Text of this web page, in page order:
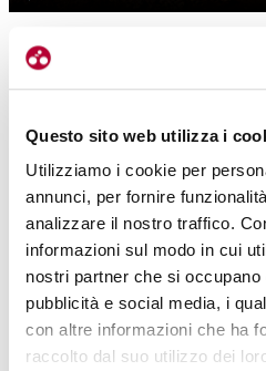
Questo sito web utilizza i
Utilizziamo i cookie per
annunci, per fornire
analizzare il nostro traffico.
informazioni sul modo in cui
nostri partner che si occupano
pubblicità e social media, i
con altre informazioni che ha
raccolto dal suo utilizzo dei